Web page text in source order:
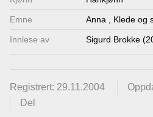
Emne Anna Klede og
Innlese av Sigurd Brokke
Registrert: 29.11.2004
Del